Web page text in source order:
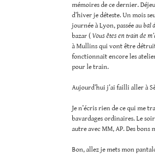
mémoires de ce dernier.
d’hiver je déteste. Un mois
journée à Lyon, passée au bal
bazar ( Vous êtes en train de
à Mullins qui vont être
fonctionnait encore les
pour le train.
Aujourd’hui j’ai failli aller à
Je n’écris rien de ce qui me
bavardages ordinaires. Le
autre avec MM, AP. Des
Bon, allez je mets mon